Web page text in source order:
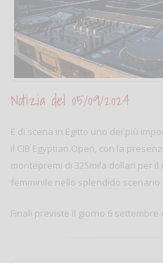
Notizia del 05/09/2024
E di scena in Egitto uno dei più
il CIB Egyptian Open, con la
montepremi di 325mila dollari per il
femminile nello splendido scenario
Finali previste il giorno 6 settembre